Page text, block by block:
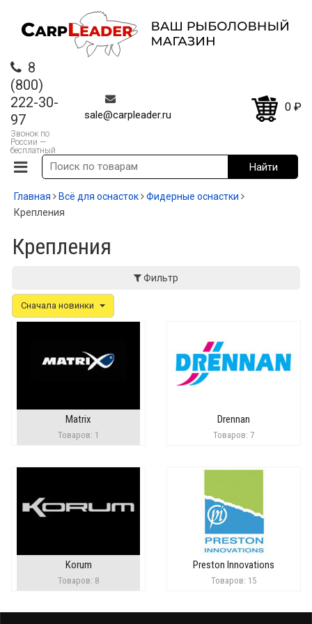
8
(800)
222-30-
97
Звонок по
России —
бесплатный
sale@carpleader.ru
0 ₽
Главная Всё для оснасток
Фидерные оснастки
Крепления
Крепления
Фильтр
Сначала новинки
Matrix
Товаров: 1
Drennan
Товаров: 7
Korum
Товаров: 8
Preston Innovations
Товаров: 15